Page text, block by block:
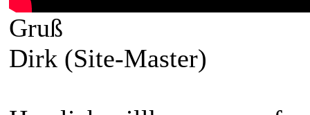
Gruß
Dirk (Site-Master)